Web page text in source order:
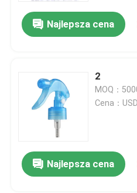
O nas
Kontrola jakości
Skontaktuj się z nami
Aktualności
Najlepsza cena
2
MOQ：
Cena：
Najlepsza cena